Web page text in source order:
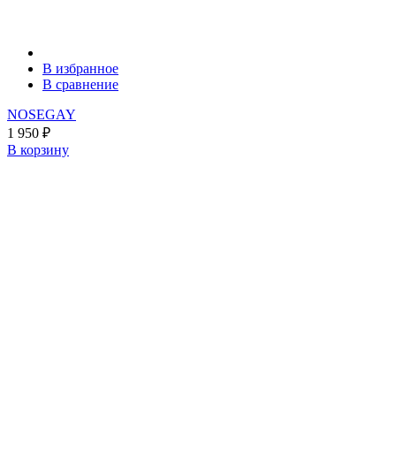
В избранное
В сравнение
NOSEGAY
1 950 ₽
В корзину